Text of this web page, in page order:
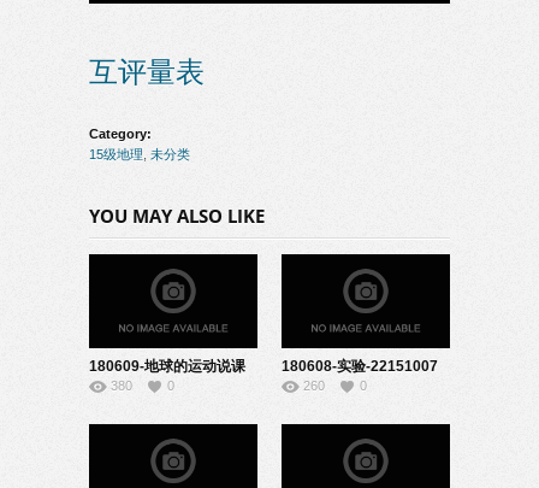
互评量表
Category:
15级地理 未分类
YOU MAY ALSO LIKE
180609-地球的运动说课
2-22151015
380 0
180608-实验-22151007
260 0